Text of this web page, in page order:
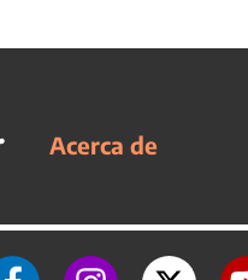
Acerca de